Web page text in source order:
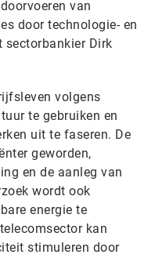
van
door technologie- en
sectorbankier Dirk
volgens
te gebruiken en
uit te faseren. De
geworden,
en de aanleg van
wordt ook
energie te
kan
stimuleren door